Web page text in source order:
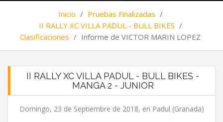
Inicio / Pruebas Finalizadas /
II RALLY XC VILLA PADUL - BULL BIKES /
Clasificaciones / Informe de VICTOR MARIN LOPEZ
II RALLY XC VILLA PADUL - BULL BIKES -
MANGA 2 - JUNIOR
Domingo, 23 de Septiembre de 2018, en Padul (Granada)